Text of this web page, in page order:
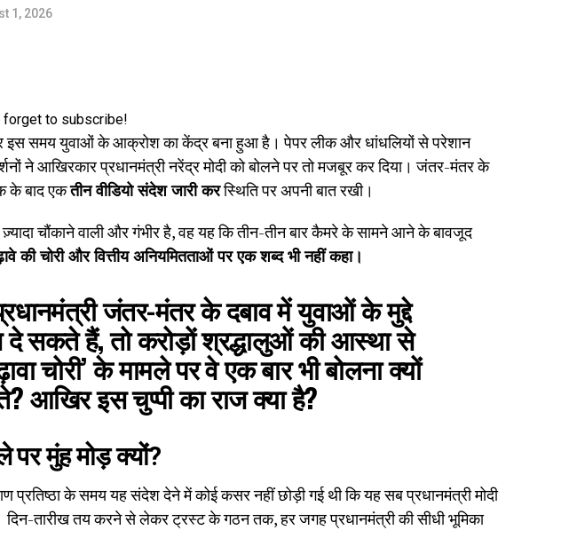
1, 2026
forget to subscribe!
इस समय युवाओं के आक्रोश का केंद्र बना हुआ है। पेपर लीक और धांधलियों से परेशान
ने आखिरकार प्रधानमंत्री नरेंद्र मोदी को बोलने पर तो मजबूर कर दिया। जंतर-मंतर के
के बाद एकतीन वीडियो संदेश जारी करस्थिति पर अपनी बात रखी।
चौंकाने वाली और गंभीर है, वह यह कि तीन-तीन बार कैमरे के सामने आने के बावजूद
की चोरी और वित्तीय अनियमितताओं पर एक शब्द भी नहीं कहा।
जंतर-मंतर के दबाव में युवाओं के मुद्दे
दे सकते हैं, तो करोड़ों श्रद्धालुओं की आस्था से
चोरी’ के मामले पर वे एक बार भी बोलना क्यों
आखिर इस चुप्पी का राज क्या है?
पर मुंह मोड़ क्यों?
प्रतिष्ठा के समय यह संदेश देने में कोई कसर नहीं छोड़ी गई थी कि यह सब प्रधानमंत्री मोदी
दिन-तारीख तय करने से लेकर ट्रस्ट के गठन तक, हर जगह प्रधानमंत्री की सीधी भूमिका